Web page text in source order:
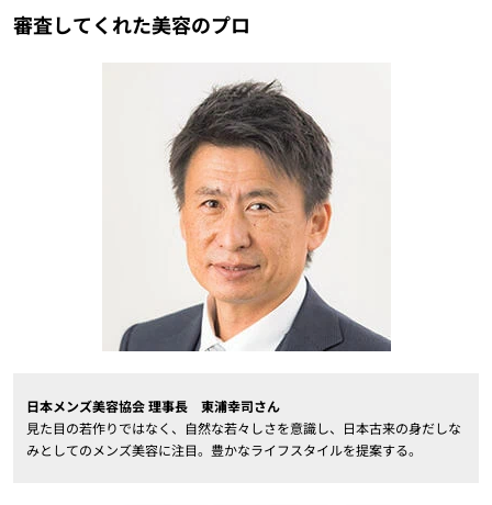
審査してくれた美容のプロ
日本メンズ美容協会 理事長 東浦幸司さん
見た目の若作りではなく、自然な若々しさを意識し、日本古来の身だしな
みとしてのメンズ美容に注目。豊かなライフスタイルを提案する。